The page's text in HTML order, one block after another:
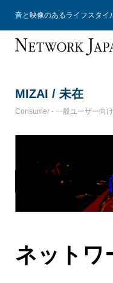
音と映像のあるライフスタイ
MIZAI / 未在
Consumer - 一般ユーザー向
ネットワ